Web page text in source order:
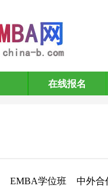
在线报名
EMBA学位班 中外合